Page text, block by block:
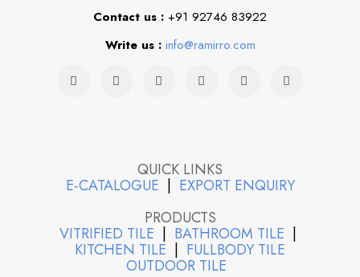
Contact us : +91 92746 83922
Write us : info@ramirro.com
QUICK LINKS
E-CATALOGUE | EXPORT ENQUIRY
PRODUCTS
VITRIFIED TILE | BATHROOM TILE |
KITCHEN TILE | FULLBODY TILE
OUTDOOR TILE